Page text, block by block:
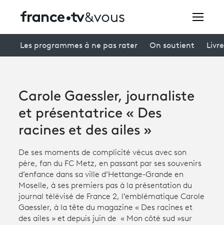
Creators
À la une
Participer et assister à une émission
À votre écoute
Productions et innovation
Programme
Les programmes à ne pas rater On soutient
Carole Gaessler, journaliste
et présentatrice « Des
racines et des ailes »
De ses moments de complicité vécus avec son
père, fan du FC Metz, en passant par ses souvenirs
d’enfance dans sa ville d’Hettange-Grande en
Moselle, à ses premiers pas à la présentation du
journal télévisé de France 2, l’emblématique Carole
Gaessler, à la tête du magazine « Des racines et
des ailes » et depuis juin de « Mon côté sud »sur